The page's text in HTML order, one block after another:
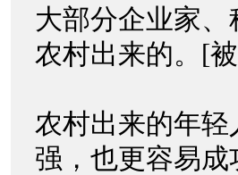
大部分企业家
农村出来的。[
农村出来的年
强，也更容易成